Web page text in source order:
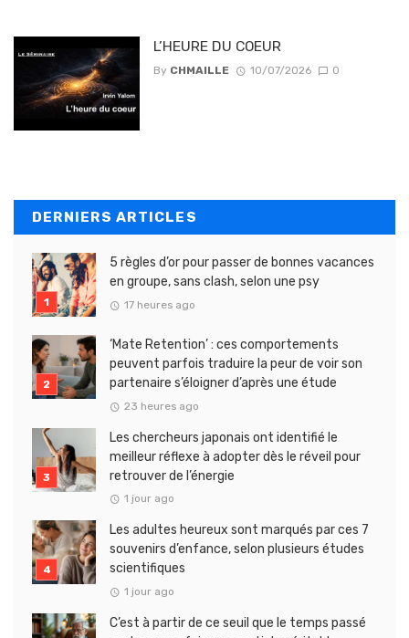
L’HEURE DU COEUR
By CHMAILLE 10/07/2026 0
DERNIERS ARTICLES
5 règles d’or pour passer de bonnes vacances
en groupe, sans clash, selon une psy
17 heures ago
‘Mate Retention’ : ces comportements
peuvent parfois traduire la peur de voir son
partenaire s’éloigner d’après une étude
23 heures ago
Les chercheurs japonais ont identifié le
meilleur réflexe à adopter dès le réveil pour
retrouver de l’énergie
1 jour ago
Les adultes heureux sont marqués par ces 7
souvenirs d’enfance, selon plusieurs études
scientifiques
1 jour ago
C’est à partir de ce seuil que le temps passé